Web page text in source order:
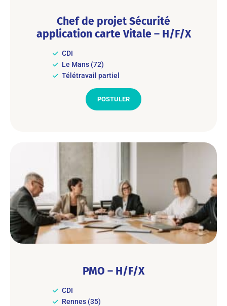
Chef de projet Sécurité
application carte Vitale – H/F/X
CDI
Le Mans (72)
Télétravail partiel
POSTULER
PMO – H/F/X
CDI
Rennes (35)